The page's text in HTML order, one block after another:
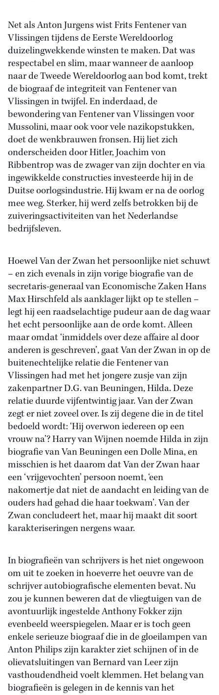
Net als Anton Jurgens wist Frits Fentener van
Vlissingen tijdens de Eerste Wereldoorlog
duizelingwekkende winsten te maken. Dat was
respectabel en slim, maar wanneer de aanloop
naar de Tweede Wereldoorlog aan bod komt, trekt
de biograaf de integriteit van Fentener van
Vlissingen in twijfel. En inderdaad, de
bewondering van Fentener van Vlissingen voor
Mussolini, maar ook voor vele nazikopstukken,
doet de wenkbrauwen fronsen. Hij liet zich
onderscheiden door Hitler, Joachim von
Ribbentrop was de zwager van zijn dochter en via
ingewikkelde constructies investeerde hij in de
Duitse oorlogsindustrie. Hij kwam er na de oorlog
mee weg. Sterker, hij werd zelfs betrokken bij de
zuiveringsactiviteiten van het Nederlandse
bedrijfsleven.
Hoewel Van der Zwan het persoonlijke niet schuwt
– en zich evenals in zijn vorige biografie van de
secretaris-generaal van Economische Zaken Hans
Max Hirschfeld als aanklager lijkt op te stellen –
legt hij een raadselachtige pudeur aan de dag waar
het echt persoonlijke aan de orde komt. Alleen
maar omdat ‘inmiddels over deze affaire al door
anderen is geschreven’, gaat Van der Zwan in op de
buitenechtelijke relatie die Fentener van
Vlissingen had met het jongere zusje van zijn
zakenpartner D.G. van Beuningen, Hilda. Deze
relatie duurde vijfentwintig jaar. Van der Zwan
zegt er niet zoveel over. Is zij degene die in de titel
bedoeld wordt: ‘Hij overwon iedereen op een
vrouw na’? Harry van Wijnen noemde Hilda in zijn
biografie van Van Beuningen een Dolle Mina, en
misschien is het daarom dat Van der Zwan haar
een ‘vrijgevochten’ persoon noemt, ‘een
nakomertje dat niet de aandacht en leiding van de
ouders had gehad die haar toekwam’. Van der
Zwan concludeert het, maar hij maakt dit soort
karakteriseringen nergens waar.
In biografieën van schrijvers is het niet ongewoon
om uit te zoeken in hoeverre het oeuvre van de
schrijver autobiografische elementen bevat. Nu
zou je kunnen beweren dat de vliegtuigen van de
avontuurlijk ingestelde Anthony Fokker zijn
evenbeeld weerspiegelen. Maar er is toch geen
enkele serieuze biograaf die in de gloeilampen van
Anton Philips zijn karakter ziet schijnen of in de
olievatsluitingen van Bernard van Leer zijn
vasthoudendheid voelt klemmen. Het belang van
biografieën is gelegen in de kennis van het